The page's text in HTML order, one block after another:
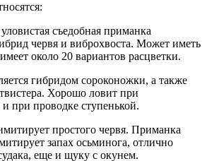
съедобная приманка
червя и виброхвоста. Может иметь
около 20 вариантов расцветки.
гибридом сороконожки, а также
Хорошо ловит при
при проводке ступенькой.
простого червя. Приманка
запах осьминога, отлично
еще и щуку с окунем.